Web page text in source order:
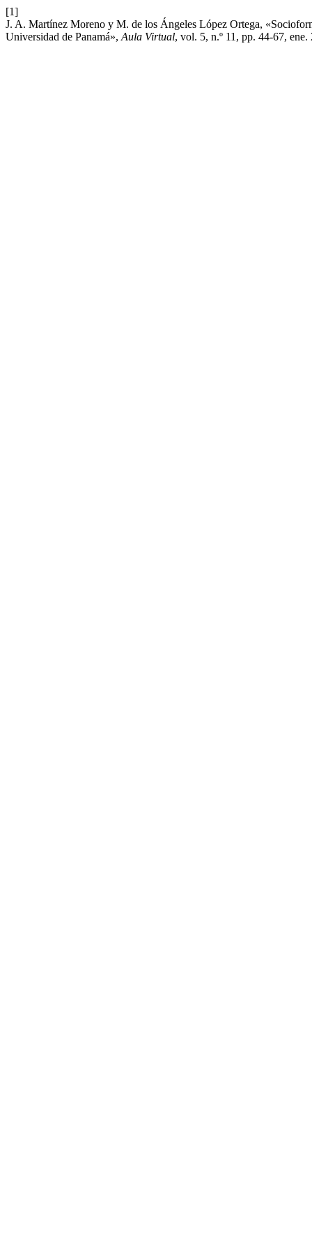
[1]
J. A. Martínez Moreno y M. de los Ángeles López Ortega,
Universidad de Panamá», Aula Virtual, vol. 5, n.º 11, pp. 44-67, ene.